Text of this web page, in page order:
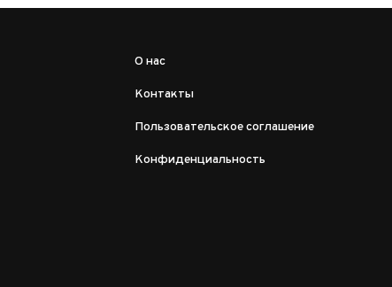
О нас
Контакты
Пользовательское соглашение
Конфиденциальность